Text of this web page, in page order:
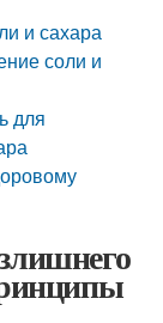
и сахара
соли и
для